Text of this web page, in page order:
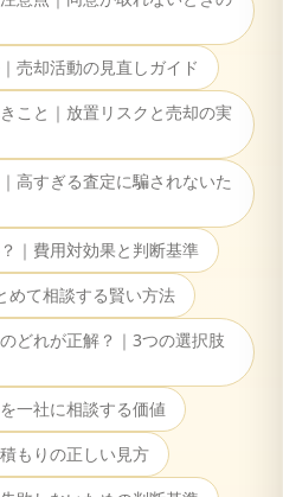
売却活動の見直しガイド
こと｜放置リスクと売却の実
高すぎる査定に騙されないた
｜費用対効果と判断基準
めて相談する賢い方法
どれが正解？｜3つの選択肢
一社に相談する価値
もりの正しい見方